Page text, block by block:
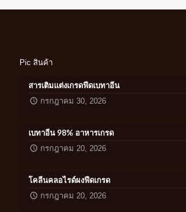
Pic สินค้า
สารเติมแต่งเกรดฟีดเบทาอีน
กรกฎาคม 30, 2026
เบทาอีน 98% อาหารเกรด
กรกฎาคม 20, 2026
โคลีนคลอไรด์ผงฟีดเกรด
กรกฎาคม 20, 2026